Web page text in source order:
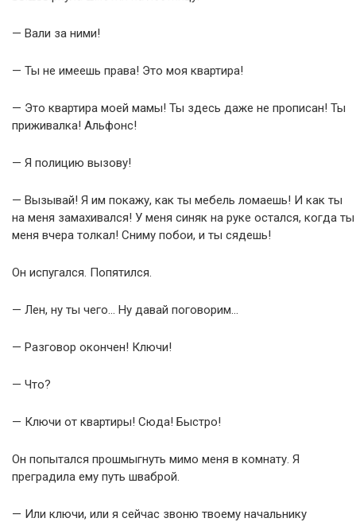
— Вали за ними!
— Ты не имеешь права! Это моя квартира!
— Это квартира моей мамы! Ты здесь даже не прописан! Ты
приживалка! Альфонс!
— Я полицию вызову!
— Вызывай! Я им покажу, как ты мебель ломаешь! И как ты
на меня замахивался! У меня синяк на руке остался, когда ты
меня вчера толкал! Сниму побои, и ты сядешь!
Он испугался. Попятился.
— Лен, ну ты чего… Ну давай поговорим…
— Разговор окончен! Ключи!
— Что?
— Ключи от квартиры! Сюда! Быстро!
Он попытался прошмыгнуть мимо меня в комнату. Я
преградила ему путь шваброй.
— Или ключи, или я сейчас звоню твоему начальнику